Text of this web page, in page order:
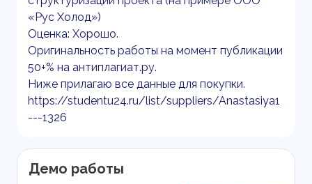
«Рус Холод»)
Оценка: Хорошо.
Оригинальность работы на момент публикации
50+% на антиплагиат.ру.
Ниже прилагаю все данные для покупки.
https://studentu24.ru/list/suppliers/Anastasiya1
---1326
Демо работы